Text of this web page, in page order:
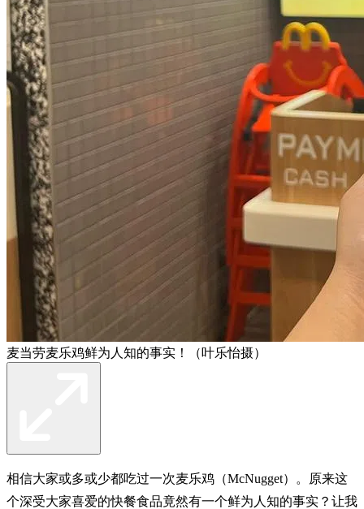
麦当劳麦乐鸡鲜为人知的事实！（叶乐怡摄）
相信大家或多或少都吃过一次麦乐鸡（McNugget）。原来这
个深受大家喜爱的快餐食品竟然有一个鲜为人知的事实？让我